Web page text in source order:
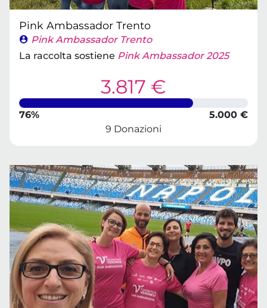
Pink Ambassador Trento
Pink Ambassador Trento
La raccolta sostiene Pink Ambassador 2025
3.817 €
76%
5.000 €
9 Donazioni